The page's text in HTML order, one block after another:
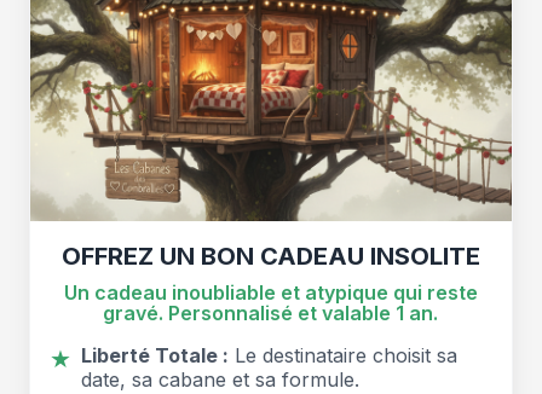
OFFREZ UN BON CADEAU INSOLITE
Un cadeau inoubliable et atypique qui reste
gravé. Personnalisé et valable 1 an.
★ Liberté Totale : Le destinataire choisit sa
date, sa cabane et sa formule.